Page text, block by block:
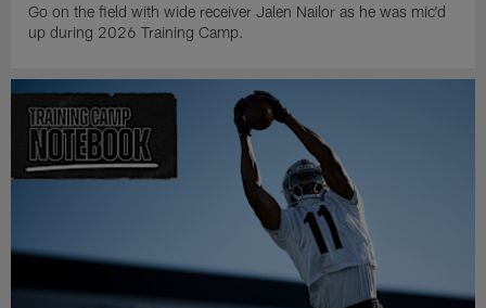
Go on the field with wide receiver Jalen Nailor as he was mic'd
up during 2026 Training Camp.